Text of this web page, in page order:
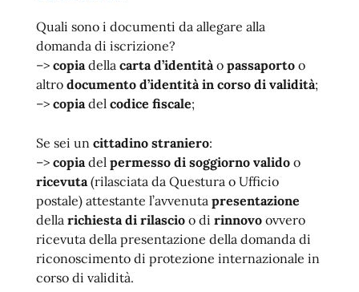
Quali sono i documenti da allegare alla
domanda di iscrizione?
–> copiadella carta d’identitào passaporto o
altro documento d’identità in corso di validità;
–> copiadel codice fiscale;
Se sei un cittadino straniero:
–> copiadel permesso di soggiorno valido o
ricevuta(rilasciata da Questura o Ufficio
postale) attestante l’avvenuta presentazione
della richiesta di rilascio o di rinnovo ovvero
ricevuta della presentazione della domanda di
riconoscimento di protezione internazionale in
corso di validità.